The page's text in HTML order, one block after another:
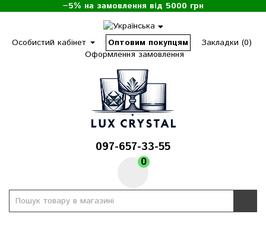
−5% на замовлення від 5000 грн
Особистий кабінет Оптовим покупцям
Закладки (0)
Оформлення замовлення
097-657-33-55
0